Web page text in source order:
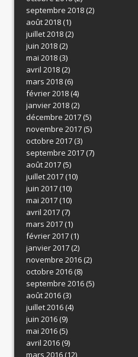
septembre 2018(2)
août 2018(1)
juillet 2018(2)
juin 2018(2)
mai 2018(3)
avril 2018(2)
mars 2018(6)
février 2018(4)
janvier 2018(2)
décembre 2017(5)
novembre 2017(5)
octobre 2017(3)
septembre 2017(7)
août 2017(5)
juillet 2017(10)
juin 2017(10)
mai 2017(10)
avril 2017(7)
mars 2017(1)
février 2017(1)
janvier 2017(2)
novembre 2016(2)
octobre 2016(8)
septembre 2016(5)
août 2016(3)
juillet 2016(4)
juin 2016(9)
mai 2016(5)
avril 2016(9)
mars 2016(12)